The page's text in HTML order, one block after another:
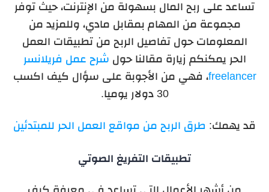
تساعد على ربح المال بسهولة من الإنترنت، حيث توفر
مجموعة من المهام بمقابل مادي، وللمزيد من
المعلومات حول تفاصيل الربح من تطبيقات العمل
الحر يمكنكم زيارة مقالنا حول شرح عمل فريلانسر
freelancer، فهي من الأجوبة على سؤال كيف اكسب
30 دولار يوميا.
قد يهمك: طرق الربح من مواقع العمل الحر للمبتدئين
تطبيقات التفريغ الصوتي
من أشهر الأعمال التي تساعد في معرفة كيف